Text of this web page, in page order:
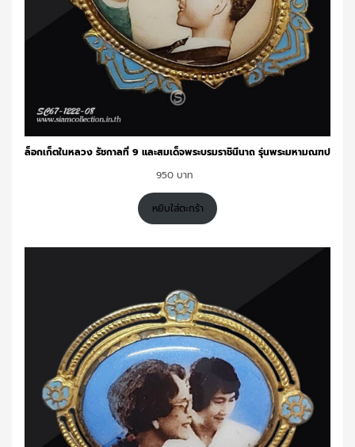
ล็อกเก็ตในหลวง รัชกาลที่ 9 และสมเด็จพระบรมราชินีนาถ รุ่นพระมหามณฑป
950
หยิบใส่ตะกร้า